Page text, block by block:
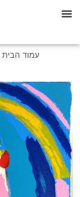
עמוד הבית